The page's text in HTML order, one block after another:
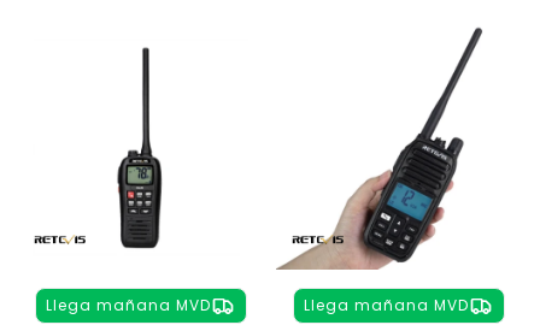
Llega mañana MVD Llega mañana MVD